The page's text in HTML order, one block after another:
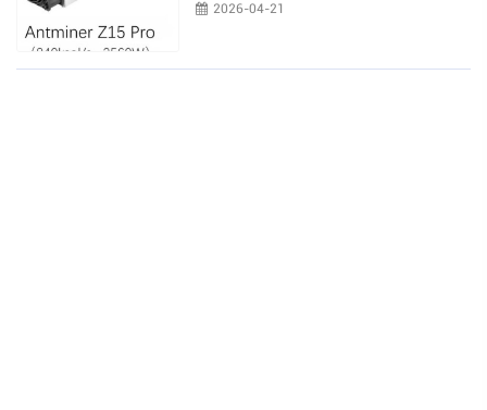
2026-04-21